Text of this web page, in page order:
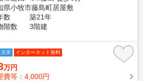
県小牧市藤島町居屋敷
数
築21年
階数
3階建
充実 インターネット無料
万円
費等：4,000円